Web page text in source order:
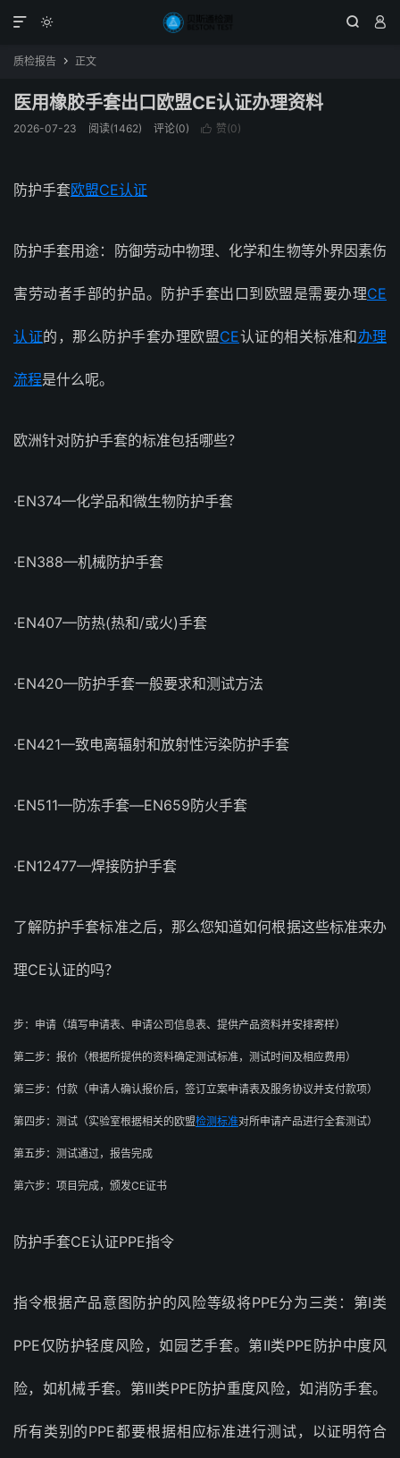
  

质检报告  正文
医用橡胶手套出口欧盟CE认证办理资料
2026-07-23 阅读(1462) 评论(0)  赞(0)
防护手套欧盟CE认证
防护手套用途：防御劳动中物理、化学和生物等外界因素伤
害劳动者手部的护品。防护手套出口到欧盟是需要办理CE
认证的，那么防护手套办理欧盟CE认证的相关标准和办理
流程是什么呢。
欧洲针对防护手套的标准包括哪些？
·EN374—化学品和微生物防护手套
·EN388—机械防护手套
·EN407—防热(热和/或火)手套
·EN420—防护手套一般要求和测试方法
·EN421—致电离辐射和放射性污染防护手套
·EN511—防冻手套—EN659防火手套
·EN12477—焊接防护手套
了解防护手套标准之后，那么您知道如何根据这些标准来办
理CE认证的吗？
步：申请（填写申请表、申请公司信息表、提供产品资料并安排寄样）
第二步：报价（根据所提供的资料确定测试标准，测试时间及相应费用）
第三步：付款（申请人确认报价后，签订立案申请表及服务协议并支付款项）
第四步：测试（实验室根据相关的欧盟检测标准对所申请产品进行全套测试）
第五步：测试通过，报告完成
第六步：项目完成，颁发CE证书
防护手套CE认证PPE指令
指令根据产品意图防护的风险等级将PPE分为三类：第I类
PPE仅防护轻度风险，如园艺手套。第II类PPE防护中度风
险，如机械手套。第III类PPE防护重度风险，如消防手套。
所有类别的PPE都要根据相应标准进行测试，以证明符合